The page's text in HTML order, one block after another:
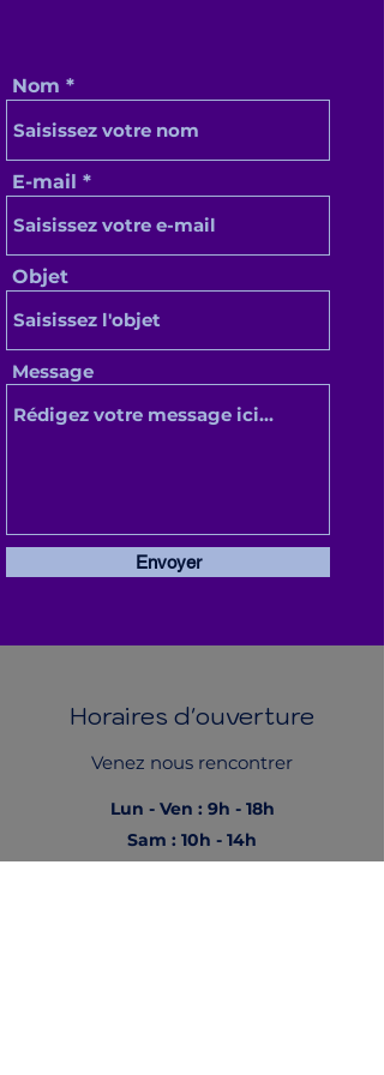
Nom
E-mail
Objet
Message
Envoyer
Horaires d'ouverture
Venez nous rencontrer
Lun - Ven : 9h - 18h
Sam : 10h - 14h